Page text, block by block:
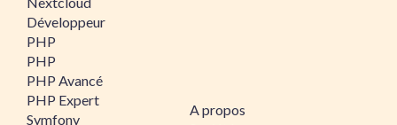
Développeur
PHP
PHP
PHP Avancé
PHP Expert
Symfony
A propos